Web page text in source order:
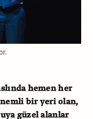
hemen her
bir yeri olan,
güzel alanlar